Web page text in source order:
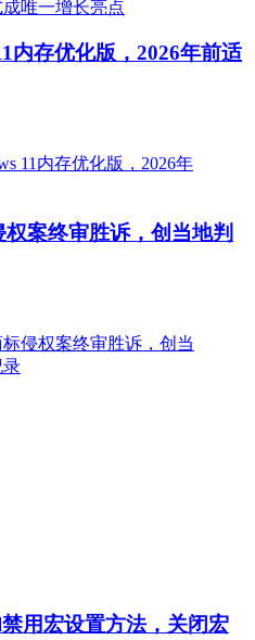
内存优化版，2026年前适
案终审胜诉，创当地判
用宏设置方法，关闭宏